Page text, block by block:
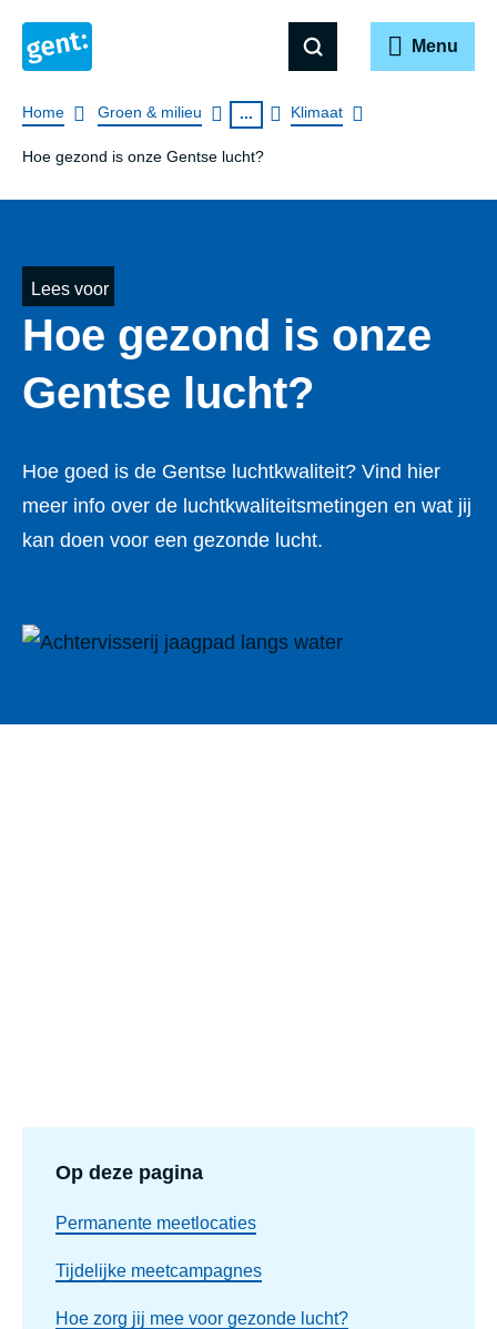
Menu
Breadcrumb
Home Groen & milieu ... Klimaat
Hoe gezond is onze Gentse lucht?
Lees voor
Hoe gezond is onze
Gentse lucht?
Hoe goed is de Gentse luchtkwaliteit? Vind hier
meer info over de luchtkwaliteitsmetingen en wat jij
kan doen voor een gezonde lucht.
Op deze pagina
Permanente meetlocaties
Tijdelijke meetcampagnes
Hoe zorg jij mee voor gezonde lucht?